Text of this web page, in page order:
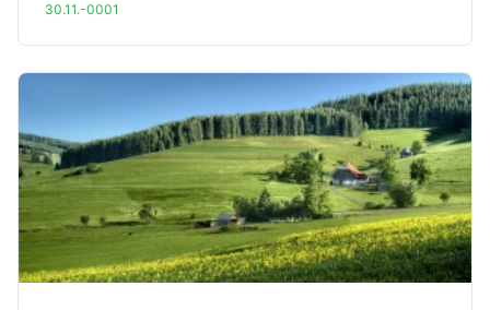
30.11.-0001